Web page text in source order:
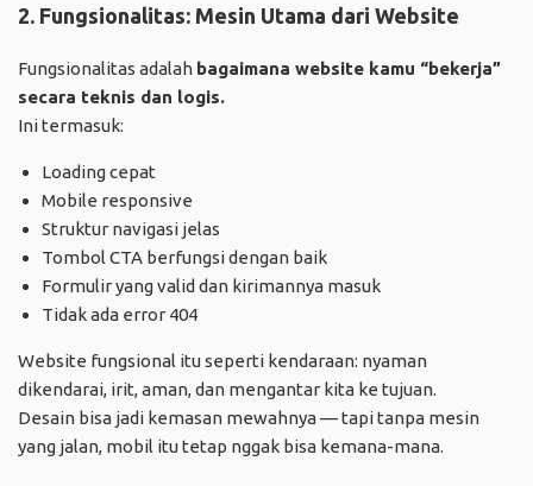
2. Fungsionalitas: Mesin Utama dari Website
Fungsionalitas adalah bagaimana website kamu “bekerja”
secara teknis dan logis.
Ini termasuk:
Loading cepat
Mobile responsive
Struktur navigasi jelas
Tombol CTA berfungsi dengan baik
Formulir yang valid dan kirimannya masuk
Tidak ada error 404
Website fungsional itu seperti kendaraan: nyaman
dikendarai, irit, aman, dan mengantar kita ke tujuan.
Desain bisa jadi kemasan mewahnya — tapi tanpa mesin
yang jalan, mobil itu tetap nggak bisa kemana-mana.